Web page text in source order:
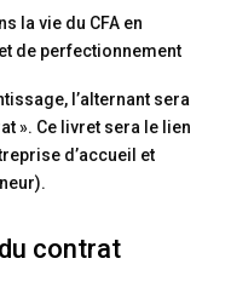
la vie du CFA en
de perfectionnement
l’alternant sera
». Ce livret sera le lien
d’accueil et
contrat